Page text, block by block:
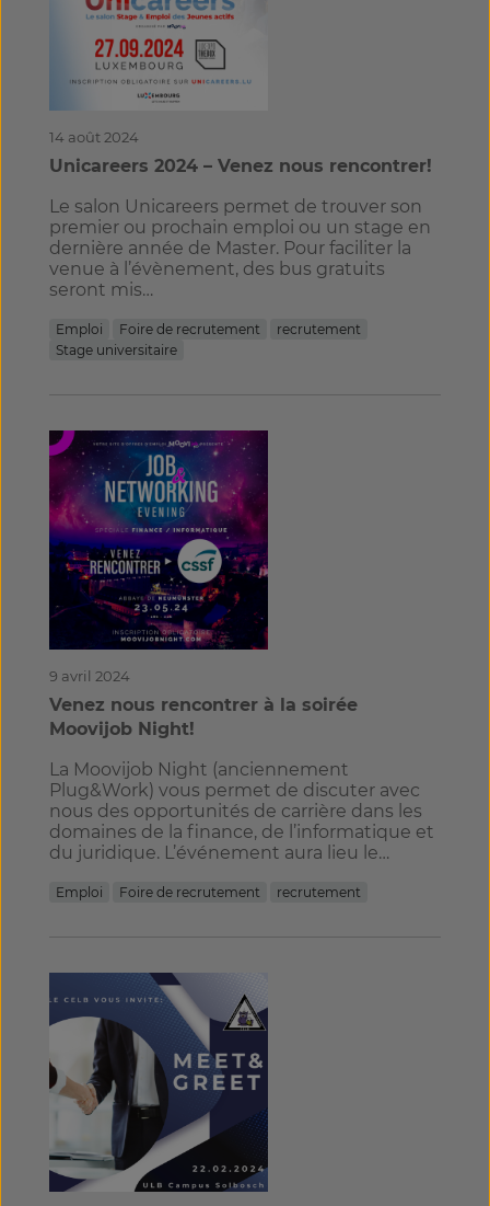
14 août 2024
Unicareers 2024 – Venez nous rencontrer!
Le salon Unicareers permet de trouver son
premier ou prochain emploi ou un stage en
dernière année de Master. Pour faciliter la
venue à l’évènement, des bus gratuits
seront mis…
Emploi Foire de recrutement
recrutement
Stage universitaire
9 avril 2024
Venez nous rencontrer à la soirée
Moovijob Night!
La Moovijob Night (anciennement
Plug&Work) vous permet de discuter avec
nous des opportunités de carrière dans les
domaines de la finance, de l’informatique et
du juridique. L’événement aura lieu le…
Emploi Foire de recrutement recrutement